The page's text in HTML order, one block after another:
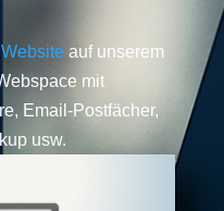
Website auf unserem
mit
Email-Postfächer,
usw.